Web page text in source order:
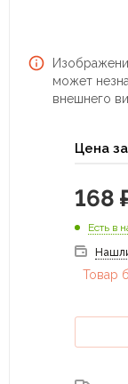
может
внешнего
Цена за
168
Есть в
Товар